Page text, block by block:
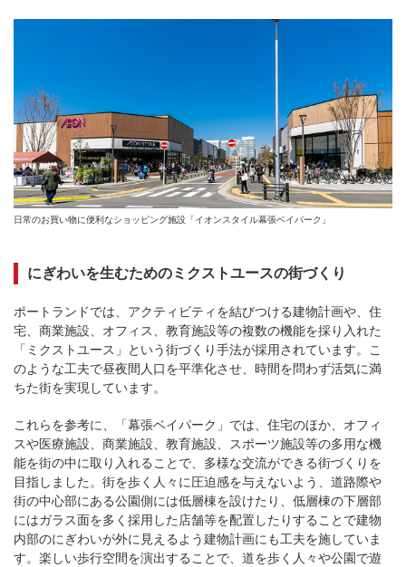
日常のお買い物に便利なショッピング施設「イオンスタイル幕張ベイパーク」
にぎわいを生むためのミクストユースの街づくり
ポートランドでは、アクティビティを結びつける建物計画や、住
宅、商業施設、オフィス、教育施設等の複数の機能を採り入れた
「ミクストユース」という街づくり手法が採用されています。こ
のような工夫で昼夜間人口を平準化させ、時間を問わず活気に満
ちた街を実現しています。
これらを参考に、「幕張ベイパーク」では、住宅のほか、オフィ
スや医療施設、商業施設、教育施設、スポーツ施設等の多用な機
能を街の中に取り入れることで、多様な交流ができる街づくりを
目指しました。街を歩く人々に圧迫感を与えないよう、道路際や
街の中心部にある公園側には低層棟を設けたり、低層棟の下層部
にはガラス面を多く採用した店舗等を配置したりすることで建物
内部のにぎわいが外に見えるよう建物計画にも工夫を施していま
す。楽しい歩行空間を演出することで、道を歩く人々や公園で遊